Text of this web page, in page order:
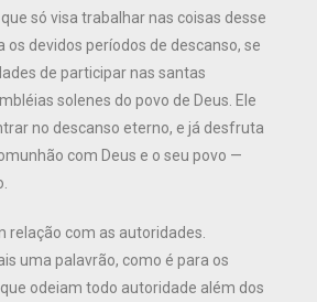
só visa trabalhar nas coisas desse
os devidos períodos de descanso, se
de participar nas santas
solenes do povo de Deus. Ele
no descanso eterno, e já desfruta
com Deus e o seu povo —
relação com as autoridades.
uma palavrão, como é para os
odeiam todo autoridade além dos